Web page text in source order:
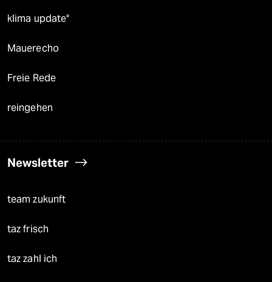
klima update°
Mauerecho
Freie Rede
reingehen
Newsletter
team zukunft
taz frisch
taz zahl ich